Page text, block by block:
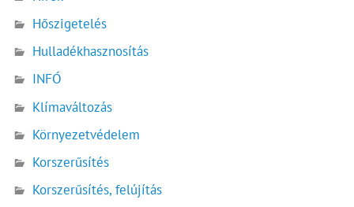
Hőszigetelés
Hulladékhasznosítás
INFÓ
Klímaváltozás
Környezetvédelem
Korszerűsítés
Korszerűsítés, felújítás